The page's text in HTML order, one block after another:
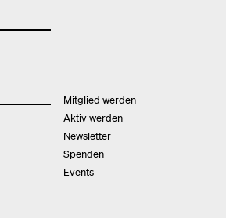
Mitglied werden
Aktiv werden
Newsletter
Spenden
Events